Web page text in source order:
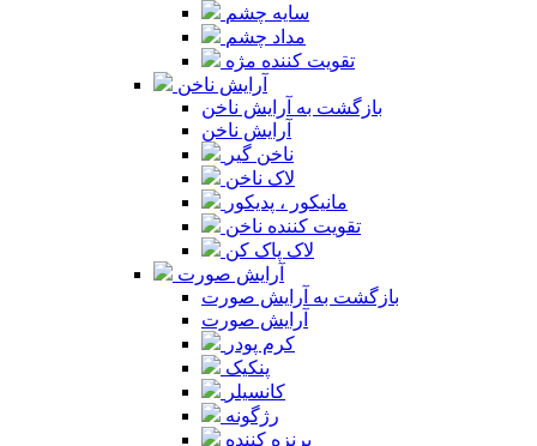
سایه چشم
مداد چشم
تقویت کننده مژه
آرایش ناخن
بازگشت به آرایش ناخن
آرایش ناخن
ناخن گیر
لاک ناخن
مانیکور ، پدیکور
تقویت کننده ناخن
لاک پاک کن
آرایش صورت
بازگشت به آرایش صورت
آرایش صورت
کرم پودر
پنکیک
کانسیلر
رژگونه
برنزه کننده